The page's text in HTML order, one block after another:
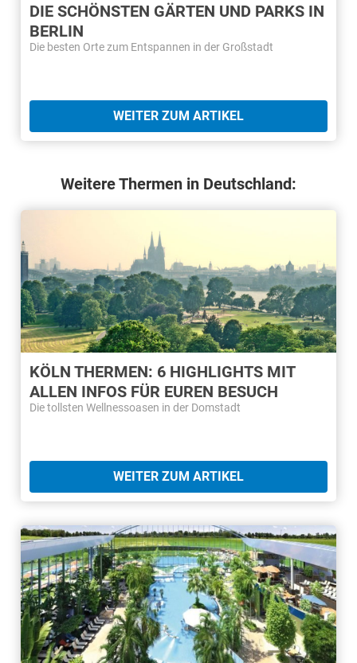
DIE SCHÖNSTEN GÄRTEN UND PARKS IN
BERLIN
Die besten Orte zum Entspannen in der Großstadt
WEITER ZUM ARTIKEL
Weitere Thermen in Deutschland:
KÖLN THERMEN: 6 HIGHLIGHTS MIT
ALLEN INFOS FÜR EUREN BESUCH
Die tollsten Wellnessoasen in der Domstadt
WEITER ZUM ARTIKEL